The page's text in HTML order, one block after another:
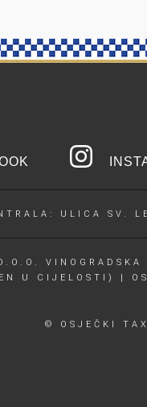
ULICA SV.
D.O.O.
U CIJELOSTI) |
© OSJEČKI